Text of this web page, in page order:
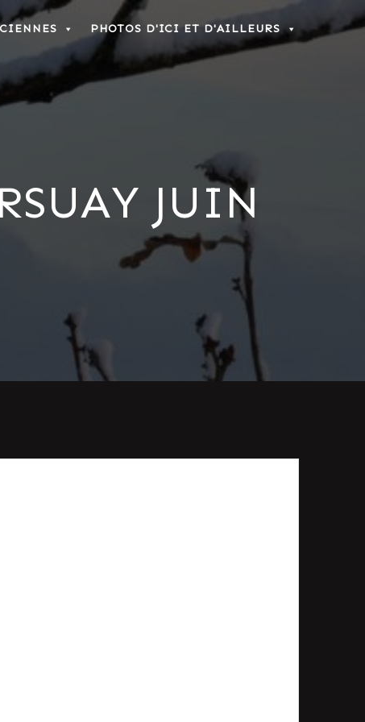
PHOTOS D'ICI ET D'AILLEURS
JUIN